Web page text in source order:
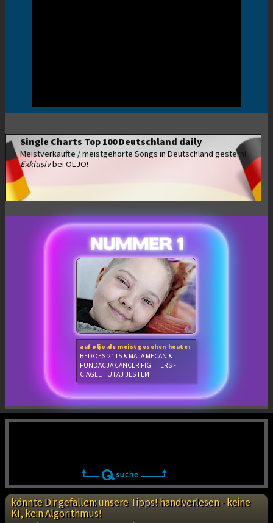
Single Charts Top 100 Deutschland daily
Meistverkaufte / meistgehörte Songs in Deutschland gestern!
Exklusivbei OLJO!
auf oljo.de meistgesehen heute:
BEDOES 2115 & MAJA MECAN &
FUNDACJA CANCER FIGHTERS -
CIAGLE TUTAJ JESTEM
könnte Dir gefallen: unsere Tipps! handverlesen - keine
KI, kein Algorithmus!